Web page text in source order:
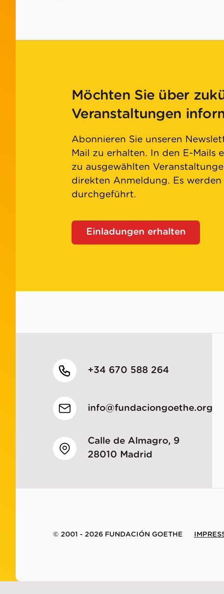
Möchten Sie über
Veranstaltungen
Abonnieren Sie unseren
Mail zu erhalten. In den E-Mails
zu ausgewählten
direkten Anmeldung. Es
durchgeführt.
Einladungen erhalten
+34 670 588 264
info@fundaciongoethe.org
Calle de Almagro, 9
28010 Madrid
© 2001 - 2026 FUNDACIÓN GOETHE